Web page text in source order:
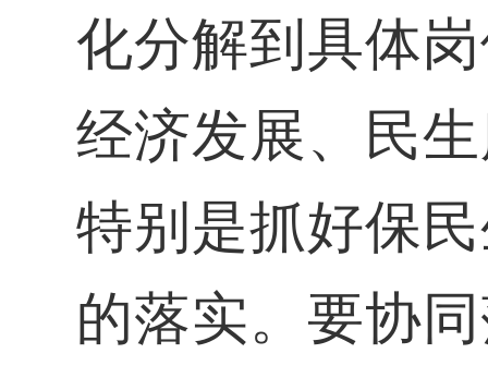
化分解到具体
经济发展、民
特别是抓好保
的落实。要协